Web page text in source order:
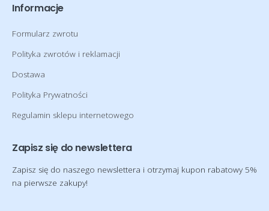
Informacje
Formularz zwrotu
Polityka zwrotów i reklamacji
Dostawa
Polityka Prywatności
Regulamin sklepu internetowego
Zapisz się do newslettera
Zapisz się do naszego newslettera i otrzymaj kupon rabatowy 5%
na pierwsze zakupy!